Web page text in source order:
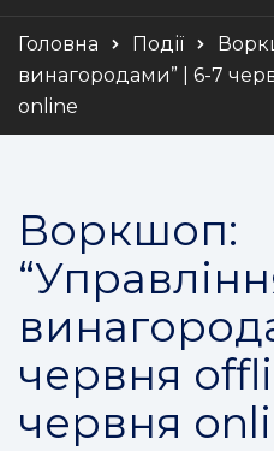
Головна Події
винагородами” | 6-7
online
Воркшоп:
червня
червня